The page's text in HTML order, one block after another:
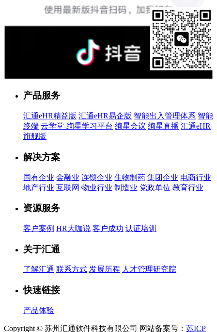
产品服务
汇通eHR精益版 汇通eHR易企版 智能出入管理体系 智能
终端 云学堂-绚星学习平台 绚星会议 绚星直播 汇通eHR
旗舰版
解决方案
国有企业 金融业 连锁企业 生物制药 集团企业 电商行业
地产行业 互联网 物业行业 制造业 党政单位 教育行业
资源服务
客户案例 HR大咖说 客户成功 认证培训
关于汇通
了解汇通 联系方式 发展历程 人才管理研究院
快速链接
产品体验
Copyright © 苏州汇通软件科技有限公司 网站备案号： 苏ICP